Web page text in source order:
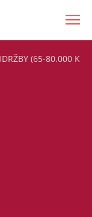
(65-80.000 Kč)